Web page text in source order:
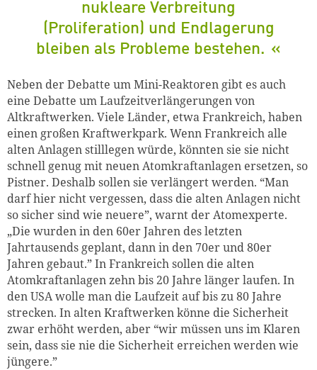
nukleare Verbreitung
(Proliferation) und Endlagerung
bleiben als Probleme bestehen.
Neben der Debatte um Mini-Reaktoren gibt es auch
eine Debatte um Laufzeitverlängerungen von
Altkraftwerken. Viele Länder, etwa Frankreich, haben
einen großen Kraftwerkpark. Wenn Frankreich alle
alten Anlagen stilllegen würde, könnten sie sie nicht
schnell genug mit neuen Atomkraftanlagen ersetzen, so
Pistner. Deshalb sollen sie verlängert werden. “Man
darf hier nicht vergessen, dass die alten Anlagen nicht
so sicher sind wie neuere”, warnt der Atomexperte.
„Die wurden in den 60er Jahren des letzten
Jahrtausends geplant, dann in den 70er und 80er
Jahren gebaut.” In Frankreich sollen die alten
Atomkraftanlagenzehnbis 20 Jahre länger laufen. In
den USA wolle man die Laufzeit auf bis zu 80 Jahre
strecken. In alten Kraftwerken könne die Sicherheit
zwar erhöht werden, aber “wir müssen uns im Klaren
sein, dass sie nie die Sicherheit erreichen werden wie
jüngere.”